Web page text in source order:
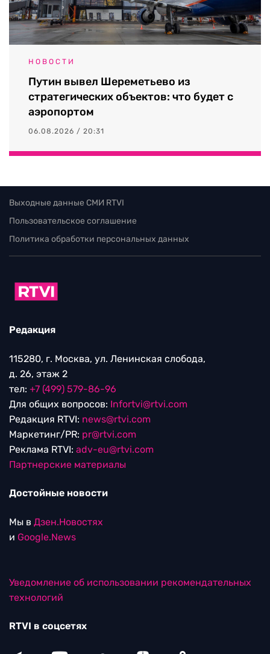
НОВОСТИ
Путин вывел Шереметьево из
стратегических объектов: что будет с
аэропортом
06.08.2026 / 20:31
Выходные данные СМИ RTVI
Пользовательское соглашение
Политика обработки персональных данных
Редакция
115280, г. Москва, ул. Ленинская слобода,
д. 26, этаж 2
тел: +7 (499) 579-86-96
Для общих вопросов: Infortvi@rtvi.com
Редакция RTVI: news@rtvi.com
Маркетинг/PR: pr@rtvi.com
Реклама RTVI: adv-eu@rtvi.com
Партнерские материалы
Достойные новости
Мы в Дзен.Новостях
и Google.News
Уведомление об использовании рекомендательных
технологий
RTVI в соцсетях